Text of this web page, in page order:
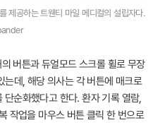
제공하는 트웬티 마일 메디컬의 설립자다.
버튼과 듀얼모드 스크롤 휠로 무장
데, 해당 의사는 각 버튼에 매크로
순화했다고 한다. 환자 기록 열람,
작업을 마우스 버튼 클릭 한 번으로